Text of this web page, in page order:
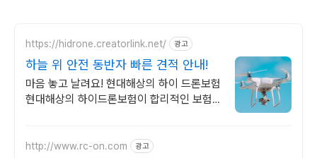
https://hidrone.creatorlink.net/ 광고
하늘 위 안전 동반자 빠른 견적 안내!
마음 놓고 날려요! 현대해상의 하이 드론보험
현대해상의 하이드론보험이 합리적인 보험
http://www.rc-on.com 광고